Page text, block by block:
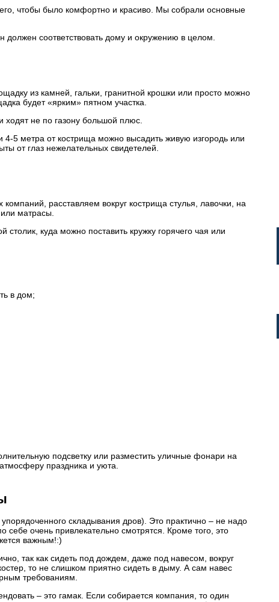
чтобы было комфортно и красиво. Мы собрали основные
должен соответствовать дому и окружению в целом.
из камней, гальки, гранитной крошки или просто можно
будет «ярким» пятном участка.
ходят не по газону большой плюс.
4-5 метра от кострища можно высадить живую изгородь или
от глаз нежелательных свидетелей.
расставляем вокруг кострища стулья, лавочки, на
матрасы.
куда можно поставить кружку горячего чая или
в дом;
подсветку или разместить уличные фонари на
праздника и уюта.
складывания дров). Это практично – не надо
себе очень привлекательно смотрятся. Кроме того, это
важным!:)
так как сидеть под дождем, даже под навесом, вокруг
то не слишком приятно сидеть в дыму. А сам навес
требованиям.
– это гамак. Если собирается компания, то один